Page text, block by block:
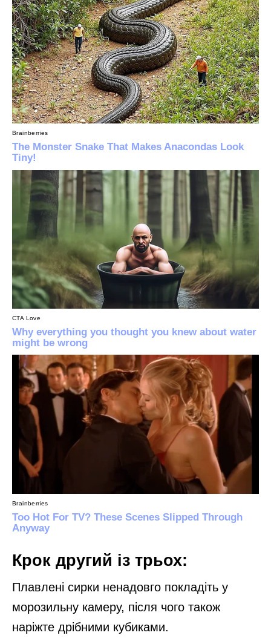
Крок другий із трьох:
Плавлені сирки ненадовго покладіть у
морозильну камеру, після чого також
наріжте дрібними кубиками.